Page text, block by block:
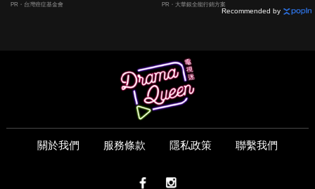
PR・台灣癌症基金會 PR・大華銀全能行銷方案
Recommended by
關於我們 服務條款 隱私政策 聯繫我們